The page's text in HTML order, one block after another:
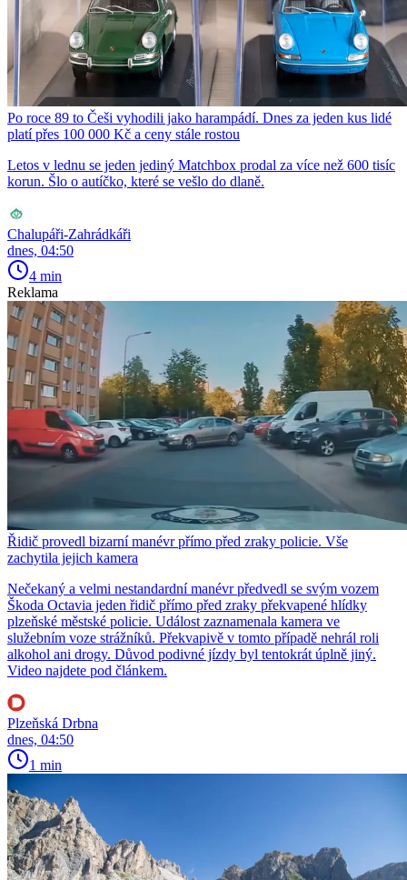
Po roce 89 to Češi vyhodili jako harampádí. Dnes za jeden kus lidé
platí přes 100 000 Kč a ceny stále rostou
Letos v lednu se jeden jediný Matchbox prodal za více než 600 tisíc
korun. Šlo o autíčko, které se vešlo do dlaně.
Chalupáři-Zahrádkáři
dnes, 04:50
4 min
Reklama
Řidič provedl bizarní manévr přímo před zraky policie. Vše
zachytila jejich kamera
Nečekaný a velmi nestandardní manévr předvedl se svým vozem
Škoda Octavia jeden řidič přímo před zraky překvapené hlídky
plzeňské městské policie. Událost zaznamenala kamera ve
služebním voze strážníků. Překvapivě v tomto případě nehrál roli
alkohol ani drogy. Důvod podivné jízdy byl tentokrát úplně jiný.
Video najdete pod článkem.
Plzeňská Drbna
dnes, 04:50
1 min